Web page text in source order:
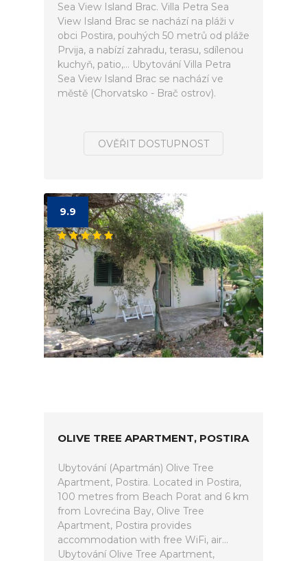
Sea View Island Brac. Villa Petra Sea
View Island Brac se nachází na pláži v
obci Postira, pouhých 50 metrů od pláže
Prvija, a nabízí zahradu, terasu, sdílenou
kuchyň, patio,... Ubytování Villa Petra
Sea View Island Brac se nachází ve
městě (Chorvatsko - Brač ostrov).
OVĚŘIT DOSTUPNOST
9.9
OLIVE TREE APARTMENT, POSTIRA
Ubytování (Apartmán) Olive Tree
Apartment, Postira. Located in Postira,
100 metres from Beach Porat and 6 km
from Lovrećina Bay, Olive Tree
Apartment, Postira provides
accommodation with free WiFi, air...
Ubytování Olive Tree Apartment,